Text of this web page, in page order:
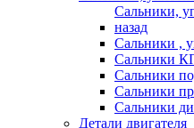
Сальники,
назад
Сальники ,
Сальники
Сальники
Сальники
Сальники
Детали двигателя